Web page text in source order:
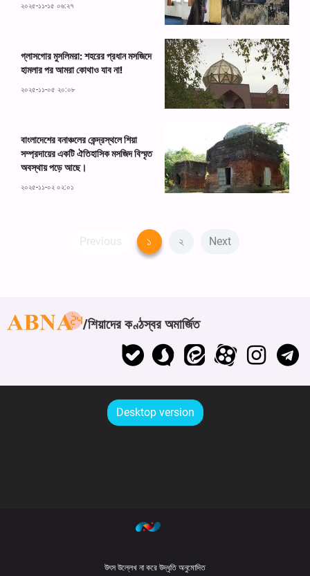
২০২৫-১১-১৫ ০৬:২৭
গ্লাসগোর মুসলিমরা: শহরের প্রধান মসজিদে
হামলার পর আমরা কোথাও যাব না!
২০২৫-১১-০৫ ২০:০৮
বাংলাদেশের বনাঞ্চলের কেন্দ্রস্থলে শিয়া
সম্প্রদায়ের একটি ঐতিহাসিক মসজিদ বিস্মৃত
অবস্থায় পড়ে আছে।
২০২৫-১১-০২ ০২:০১
Previous ১ ২ Next
শিয়াদের কণ্ঠস্বর অমার্জিত
Desktop version
উৎস উল্লেখ না করে উদ্ধৃতি অনুমোদিত